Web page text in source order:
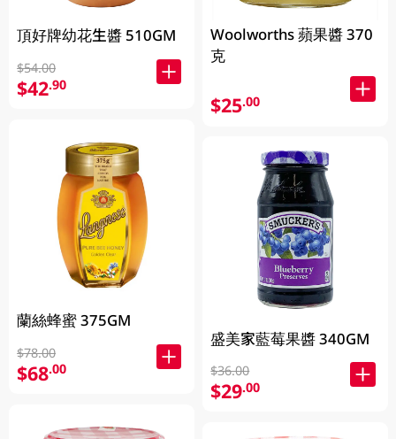
頂好牌幼花生醬 510GM
$54.00
$42.90
蘭絲蜂蜜 375GM
$78.00
$68.00
Woolworths 蘋果醬 370
克
$25.00
盛美家藍莓果醬 340GM
$36.00
$29.00